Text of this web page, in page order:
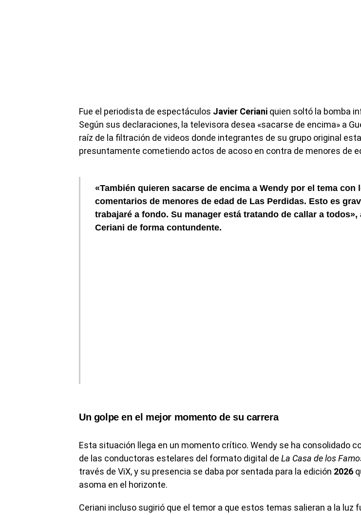
Fue el periodista de espectáculos Javier Ceriani quien soltó la bomba
Según sus declaraciones, la televisora desea «sacarse de encima» a
raíz de la filtración de videos donde integrantes de su grupo original
presuntamente cometiendo actos de acoso en contra de menores de
«También quieren sacarse de encima a Wendy por el tema con
comentarios de menores de edad de Las Perdidas. Esto es
trabajaré a fondo. Su manager está tratando de callar a todos»,
Ceriani de forma contundente.
Un golpe en el mejor momento de su carrera
Esta situación llega en un momento crítico. Wendy se ha consolidado
de las conductoras estelares del formato digital de La Casa de los
través de ViX, y su presencia se daba por sentada para la edición 2026
asoma en el horizonte.
Ceriani incluso sugirió que el temor a que estos temas salieran a la luz